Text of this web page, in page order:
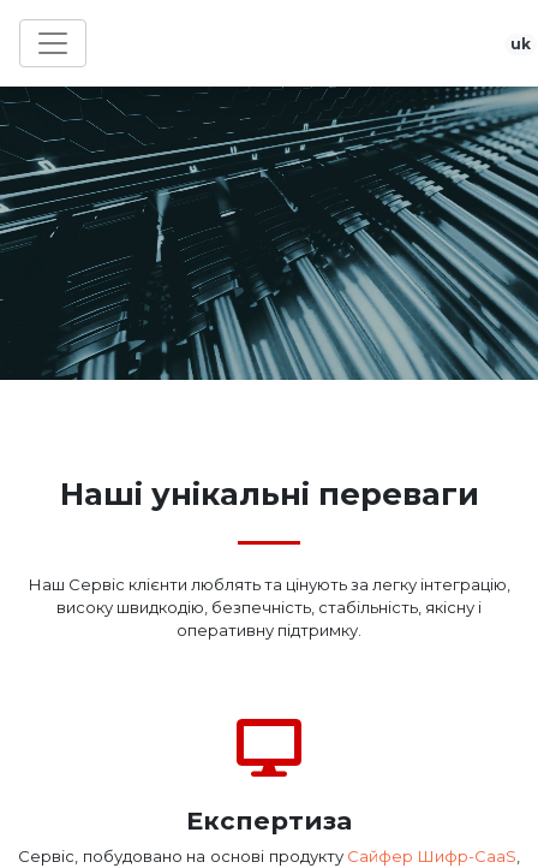
uk
Наші унікальні переваги
Наш Сервіс клієнти люблять та цінують за легку інтеграцію,
високу швидкодію, безпечність, стабільність, якісну і
оперативну підтримку.
Експертиза
Сервіс, побудовано на основі продукту Сайфер Шифр-CaaS